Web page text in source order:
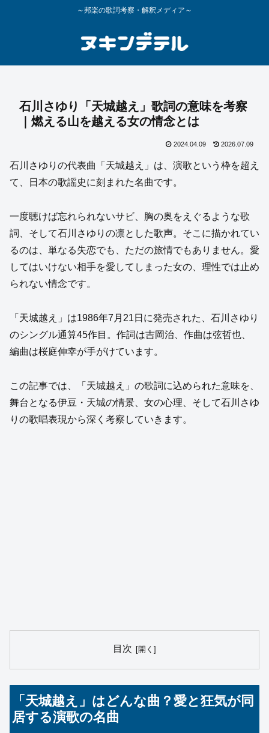
～邦楽の歌詞考察・解釈メディア～
石川さゆり「天城越え」歌詞の意味を考察
｜燃える山を越える女の情念とは
2024.04.09 2026.07.09
石川さゆりの代表曲「天城越え」は、演歌という枠を超え
て、日本の歌謡史に刻まれた名曲です。
一度聴けば忘れられないサビ、胸の奥をえぐるような歌
詞、そして石川さゆりの凛とした歌声。そこに描かれてい
るのは、単なる失恋でも、ただの旅情でもありません。愛
してはいけない相手を愛してしまった女の、理性では止め
られない情念です。
「天城越え」は1986年7月21日に発売された、石川さゆり
のシングル通算45作目。作詞は吉岡治、作曲は弦哲也、
編曲は桜庭伸幸が手がけています。
この記事では、「天城越え」の歌詞に込められた意味を、
舞台となる伊豆・天城の情景、女の心理、そして石川さゆ
りの歌唱表現から深く考察していきます。
目次
「天城越え」はどんな曲？愛と狂気が同
居する演歌の名曲